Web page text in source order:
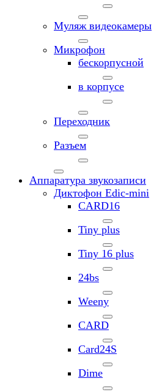
Муляж видеокамеры
Микрофон
бескорпусной
в корпусе
Переходник
Разъем
Аппаратура звукозаписи
Диктофон Edic-mini
CARD16
Tiny plus
Tiny 16 plus
24bs
Weeny
CARD
Card24S
Dime